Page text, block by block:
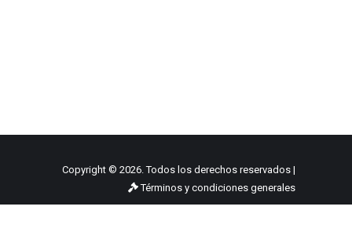
Copyright © 2026. Todos los derechos reservados |
Términos y condiciones generales